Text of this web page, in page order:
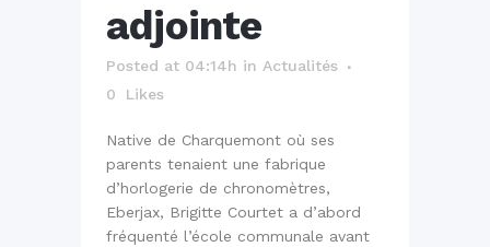
adjointe
Posted at 04:14h in Actualités
0
Likes
Native de Charquemont où ses
parents tenaient une fabrique
d’horlogerie de chronomètres,
Eberjax, Brigitte Courtet a d’abord
fréquenté l’école communale avant